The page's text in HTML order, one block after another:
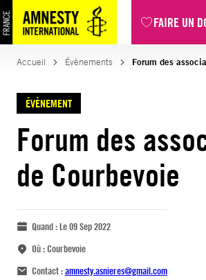
FAIRE UN
Accueil Évènements Forum des
ÉVÈNEMENT
Forum des
de Courbevoie
Quand :Le 09 Sep 2022
Où :Courbevoie
Contact :amnesty.asnieres@gmail.com